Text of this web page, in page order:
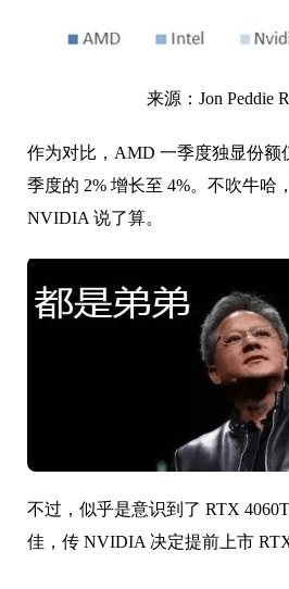
来源：Jon Peddie
作为对比，AMD 一季度独显份额
季度的 2% 增长至 4%。不吹牛哈
NVIDIA 说了算。
不过，似乎是意识到了 RTX
佳，传 NVIDIA 决定提前上市 RTX